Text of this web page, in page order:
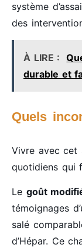
système
des
À LIRE :
durable et
Quels
Vivre avec cet
quotidiens qui
Le goût
témoignages
salé
d’Hépar. Ce